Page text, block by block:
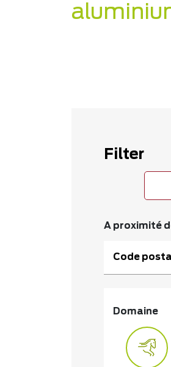
Filter
A proximité
Code
Domaine